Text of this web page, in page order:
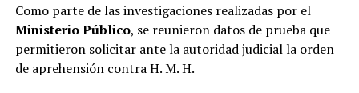
Como parte de las investigaciones realizadas por el
Ministerio Público, se reunieron datos de prueba que
permitieron solicitar ante la autoridad judicial la orden
de aprehensión contra H. M. H.